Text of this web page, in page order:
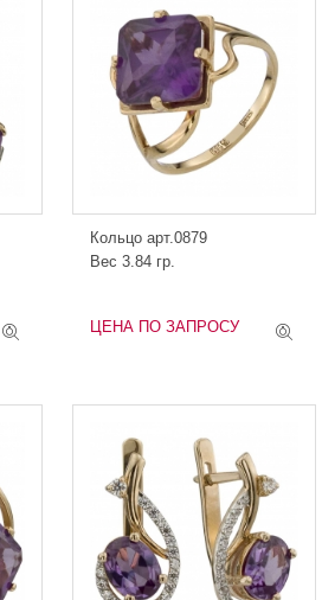
Кольцо арт.0879
Вес 3.84 гр.
ЦЕНА ПО ЗАПРОСУ